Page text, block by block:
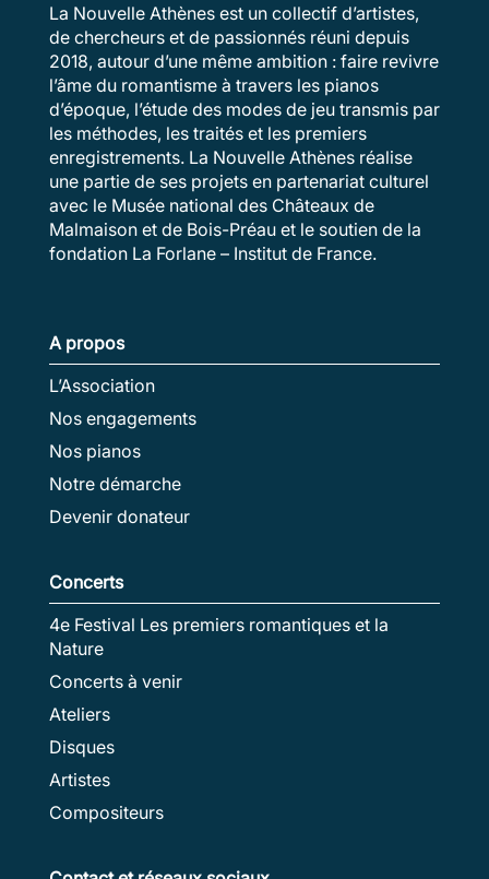
La Nouvelle Athènes est un collectif d’artistes,
de chercheurs et de passionnés réuni depuis
2018, autour d’une même ambition : faire revivre
l’âme du romantisme à travers les pianos
d’époque, l’étude des modes de jeu transmis par
les méthodes, les traités et les premiers
enregistrements. La Nouvelle Athènes réalise
une partie de ses projets en partenariat culturel
avec le Musée national des Châteaux de
Malmaison et de Bois-Préau et le soutien de la
fondation La Forlane – Institut de France.
A propos
L’Association
Nos engagements
Nos pianos
Notre démarche
Devenir donateur
Concerts
4e Festival Les premiers romantiques et la
Nature
Concerts à venir
Ateliers
Disques
Artistes
Compositeurs